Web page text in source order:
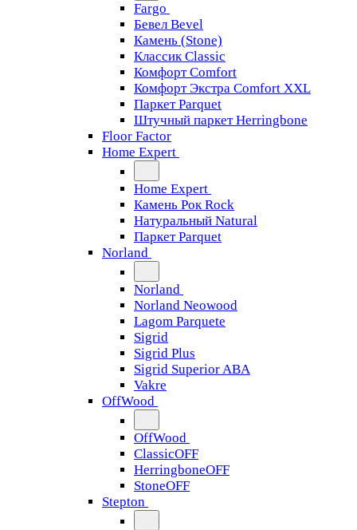
Fargo
Бевел Bevel
Камень (Stone)
Классик Classic
Комфорт Comfort
Комфорт Экстра Comfort XXL
Паркет Parquet
Штучный паркет Herringbone
Floor Factor
Home Expert
Home Expert
Камень Рок Rock
Натуральный Natural
Паркет Parquet
Norland
Norland
Norland Neowood
Lagom Parquete
Sigrid
Sigrid Plus
Sigrid Superior ABA
Vakre
OffWood
OffWood
ClassicOFF
HerringboneOFF
StoneOFF
Stepton